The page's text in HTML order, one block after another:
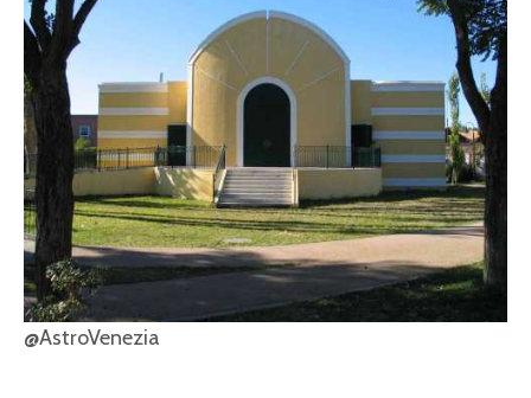
@AstroVenezia